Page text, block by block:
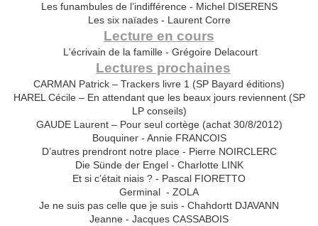
Les funambules de l’indifférence - Michel DISERENS
Les six naïades - Laurent Corre
Lecture en cours
L'écrivain de la famille - Grégoire Delacourt
Lectures prochaines
CARMAN Patrick – Trackers livre 1 (SP Bayard éditions)
HAREL Cécile – En attendant que les beaux jours reviennent (SP
LP conseils)
GAUDE Laurent – Pour seul cortège (achat 30/8/2012)
Bouquiner - Annie FRANCOIS
D’autres prendront notre place - Pierre NOIRCLERC
Die Sünde der Engel - Charlotte LINK
Et si c’était niais ? - Pascal FIORETTO
Germinal - ZOLA
Je ne suis pas celle que je suis - Chahdortt DJAVANN
Jeanne - Jacques CASSABOIS